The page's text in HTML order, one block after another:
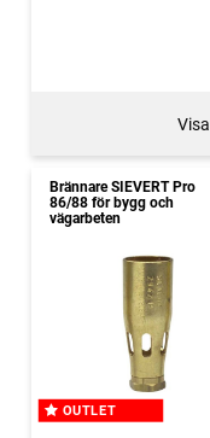
Visa
Brännare SIEVERT Pro
86/88 för bygg och
vägarbeten
OUTLET